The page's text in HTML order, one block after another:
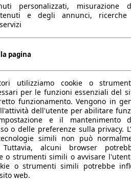
4380 mm
1600 mm
1840 mm
2620 mm
1933 kg
-
5
5
-
-
1500 kg
521 - 1630 l
personalizzati, misurazione
e degli annunci,
pagina
utilizziamo cookie o
per le funzioni essenziali del
funzionamento. Vengono in
dell'utente per abilitare
e il mantenimento
o delle preferenze sulla privacy.
simili non può
alcuni browser
o strumenti simili o avvisare
o strumenti simili potrebbe
web.